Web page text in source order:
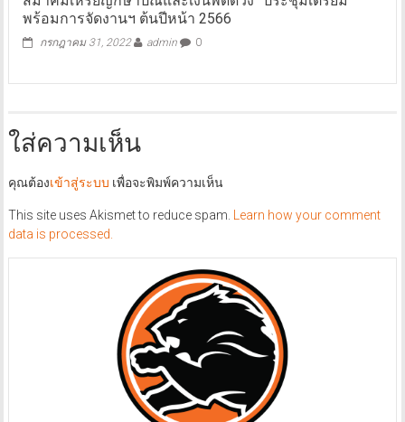
พร้อมการจัดงานฯ ต้นปีหน้า 2566
กรกฎาคม 31, 2022 admin 0
ใส่ความเห็น
คุณต้องเข้าสู่ระบบ เพื่อจะพิมพ์ความเห็น
This site uses Akismet to reduce spam.
Learn how your comment
data is processed.